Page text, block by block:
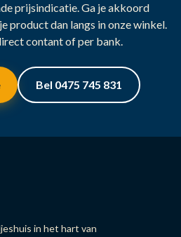
prijsindicatie. Ga je akkoord
product dan langs in onze winkel.
contant of per bank.
Bel 0475 745 831
in het hart van